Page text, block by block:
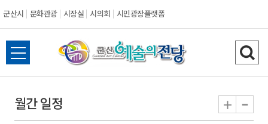
군산시 문화관광 시장실 시의회 시민광장플랫폼
군
산
전
체
뉴
열
검
색
기
월간 일정 + -